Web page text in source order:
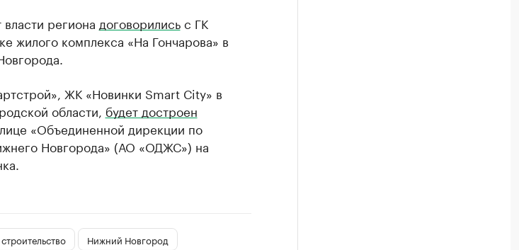
региона договорилисьс ГК
жилого комплекса «На Гончарова» в
ЖК «Новинки Smart Сity» в
области, будет достроен
«Объединенной дирекции по
Новгорода» (АО «ОДЖС») на
Нижний Новгород